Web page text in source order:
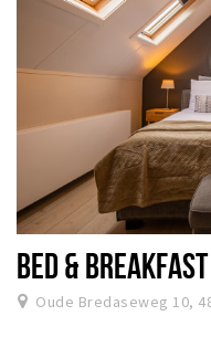
BED &
Oude Bredaseweg 10,